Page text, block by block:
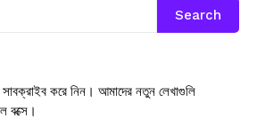
Search
করে নিন। আমাদের নতুন লেখাগুলি
বক্সে।